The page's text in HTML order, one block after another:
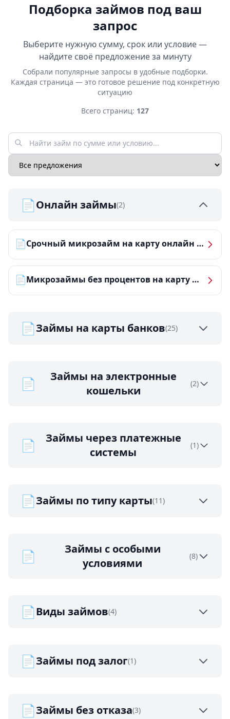
Подборка займов под ваш
запрос
Выберите нужную сумму, срок или условие —
найдите своё предложение за минуту
Собрали популярные запросы в удобные подборки.
Каждая страница — это готовое решение под конкретную
ситуацию
Всего страниц: 127
📄Онлайн займы(2)
📄 Срочный микрозайм на карту онлайн — получить деньги за 5 минут
📄 Микрозаймы без процентов на карту — ТОП-10 за 2026 год
📄Займы на карты банков(25)
📄
Займы на электронные
кошельки
(2)
📄
Займы через платежные
системы
(1)
📄Займы по типу карты(11)
📄
Займы с особыми
условиями
(8)
📄Виды займов(4)
📄Займы под залог(1)
📄Займы без отказа(3)